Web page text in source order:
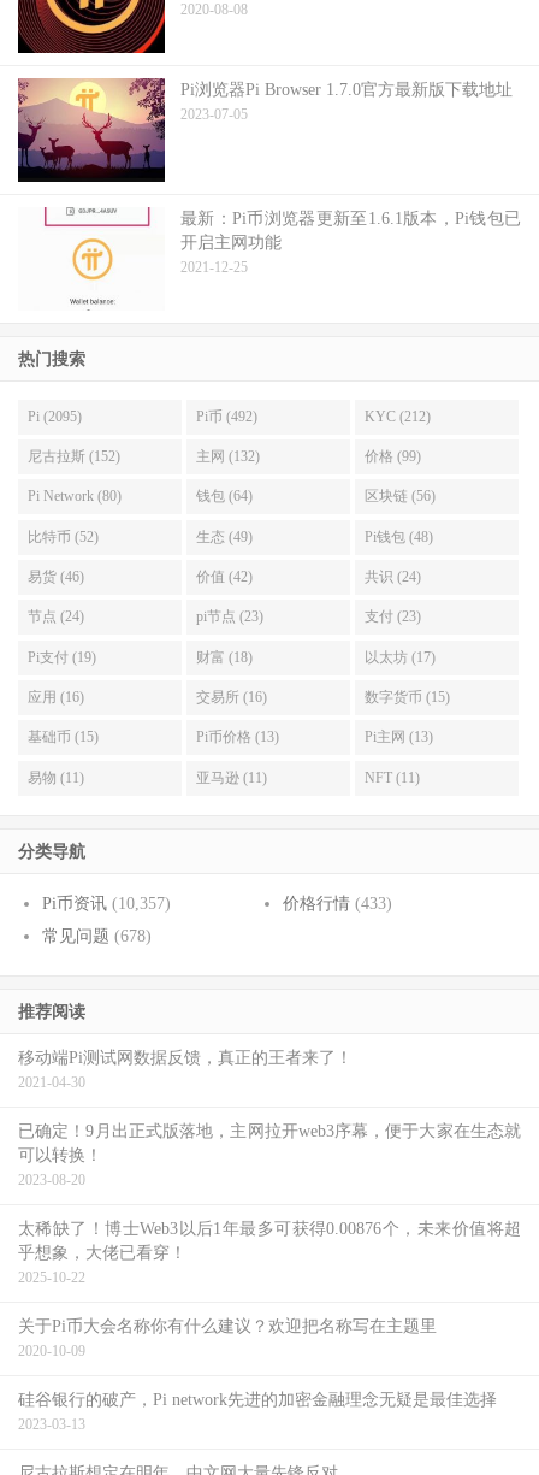
2020-08-08
Pi浏览器Pi Browser 1.7.0官方最新版下载地址
2023-07-05
最新：Pi币浏览器更新至1.6.1版本，Pi钱包已
开启主网功能
2021-12-25
热门搜索
Pi (2095) Pi币 (492) KYC (212)
尼古拉斯 (152) 主网 (132) 价格 (99)
Pi Network (80) 钱包 (64) 区块链 (56)
比特币 (52) 生态 (49) Pi钱包 (48)
易货 (46) 价值 (42) 共识 (24)
节点 (24) pi节点 (23) 支付 (23)
Pi支付 (19) 财富 (18) 以太坊 (17)
应用 (16) 交易所 (16) 数字货币 (15)
基础币 (15) Pi币价格 (13) Pi主网 (13)
易物 (11) 亚马逊 (11) NFT (11)
分类导航
Pi币资讯 (10,357) 价格行情(433)
常见问题 (678)
推荐阅读
移动端Pi测试网数据反馈，真正的王者来了！
2021-04-30
已确定！9月出正式版落地，主网拉开web3序幕，便于大家在生态就
可以转换！
2023-08-20
太稀缺了！博士Web3以后1年最多可获得0.00876个，未来价值将超
乎想象，大佬已看穿！
2025-10-22
关于Pi币大会名称你有什么建议？欢迎把名称写在主题里
2020-10-09
硅谷银行的破产，Pi network先进的加密金融理念无疑是最佳选择
2023-03-13